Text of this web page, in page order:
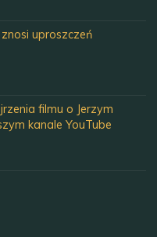
uproszczeń
filmu o Jerzym
kanale YouTube